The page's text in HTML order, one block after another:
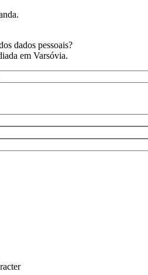
dados pessoais?
em Varsóvia.